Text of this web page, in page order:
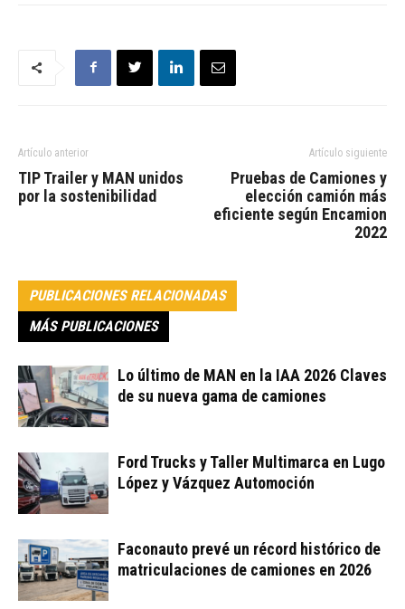
Artículo anterior
TIP Trailer y MAN unidos
por la sostenibilidad
Artículo siguiente
Pruebas de Camiones y
elección camión más
eficiente según Encamion
2022
PUBLICACIONES RELACIONADAS
MÁS PUBLICACIONES
Lo último de MAN en la IAA 2026 Claves
de su nueva gama de camiones
Ford Trucks y Taller Multimarca en Lugo
López y Vázquez Automoción
Faconauto prevé un récord histórico de
matriculaciones de camiones en 2026